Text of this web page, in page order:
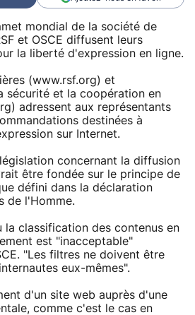
mondial de la société de
et OSCE diffusent leurs
la liberté d'expression en ligne.
(www.rsf.org) et
sécurité et la coopération en
adressent aux représentants
destinées à
sur Internet.
concernant la diffusion
être fondée sur le principe de
défini dans la déclaration
de l'Homme.
la classification des contenus en
est "inacceptable"
"Les filtres ne doivent être
eux-mêmes".
d'un site web auprès d'une
comme c'est le cas en